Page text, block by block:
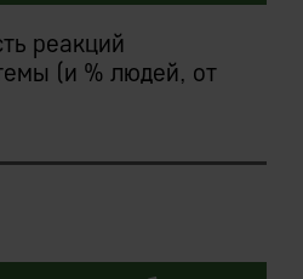
реакций
(и % людей, от
и качеством
процессов
уровня сложности